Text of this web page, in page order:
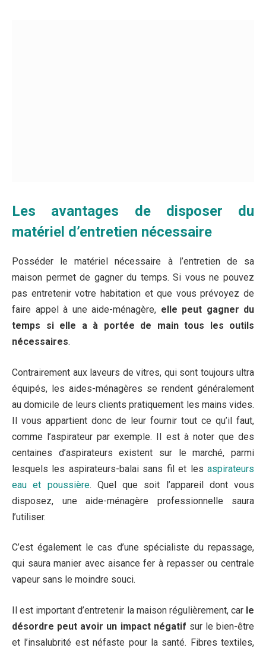
Contrairement aux laveurs de vitres, qui sont toujours ultra
équipés, les aides-ménagères se rendent généralement
Il vous appartient donc de leur fournir tout ce qu’il faut,
comme l’aspirateur par exemple. Il est à noter que des
centaines d’aspirateurs existent sur le marché, parmi
lesquels les aspirateurs-balai sans fil et les aspirateurs
eau et poussière . Quel que soit l’appareil dont vous
disposez, une aide-ménagère professionnelle saura
C’est également le cas d’une spécialiste du repassage,
qui saura manier avec aisance fer à repasser ou centrale
vapeur sans le moindre souci.
Il est important d’entretenir la maison régulièrement, carle
désordre peut avoir un impact négatifsur le bien-être
et l’insalubrité est néfaste pour la santé. Fibres textiles,
poils d’animaux, résidus alimentaires, particules émises
par les appareils, etc. tous ces éléments peuvent rendre
un entretien régulier, cela peut entraîner divers
désagréments, voire des maladies pulmonaires.
Conclusion : mieux vaut prévenir que guérir !